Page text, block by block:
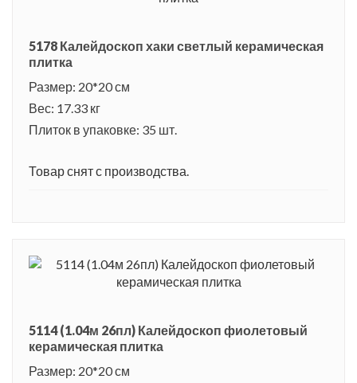
5178 Калейдоскоп хаки светлый керамическая
плитка
Размер: 20*20 см
Вес: 17.33 кг
Плиток в упаковке: 35 шт.
Товар снят с производства.
5114 (1.04м 26пл) Калейдоскоп фиолетовый
керамическая плитка
Размер: 20*20 см